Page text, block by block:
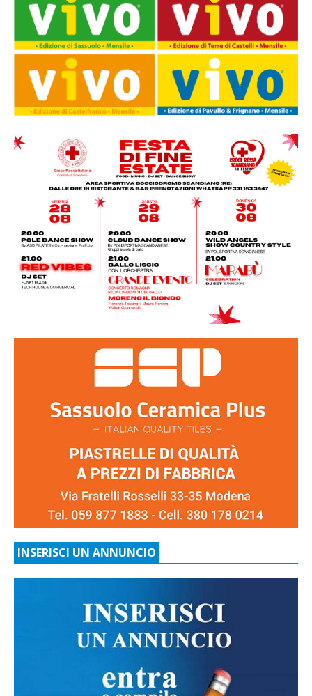
INSERISCI UN ANNUNCIO